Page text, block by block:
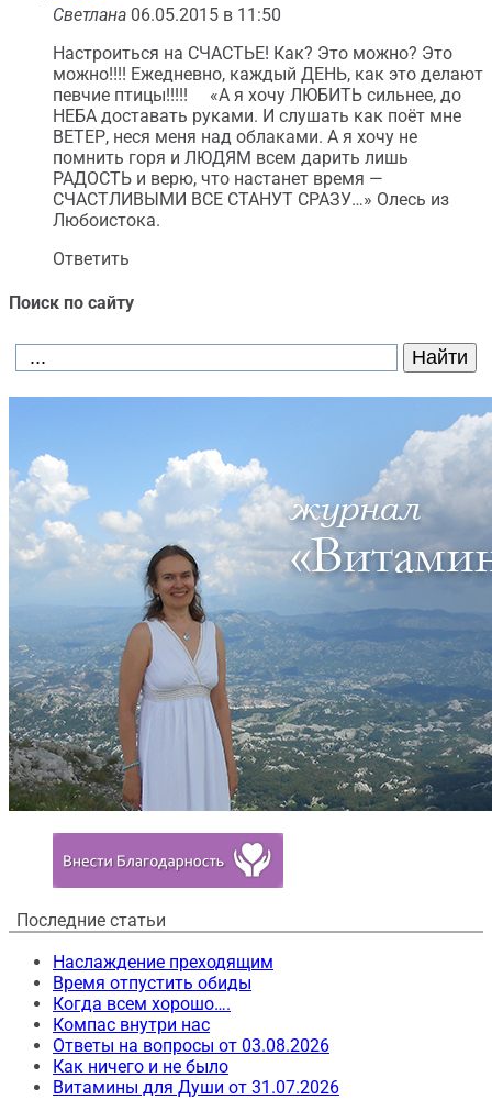
Светлана 06.05.2015 в 11:50
Настроиться на СЧАСТЬЕ! Как? Это можно? Это
можно!!!! Ежедневно, каждый ДЕНЬ, как это делают
певчие птицы!!!!! «А я хочу ЛЮБИТЬ сильнее, до
НЕБА доставать руками. И слушать как поёт мне
ВЕТЕР, неся меня над облаками. А я хочу не
помнить горя и ЛЮДЯМ всем дарить лишь
РАДОСТЬ и верю, что настанет время —
СЧАСТЛИВЫМИ ВСЕ СТАНУТ СРАЗУ…» Олесь из
Любоистока.
Ответить
Поиск по сайту
Последние статьи
Наслаждение преходящим
Время отпустить обиды
Когда всем хорошо….
Компас внутри нас
Ответы на вопросы от 03.08.2026
Как ничего и не было
Витамины для Души от 31.07.2026